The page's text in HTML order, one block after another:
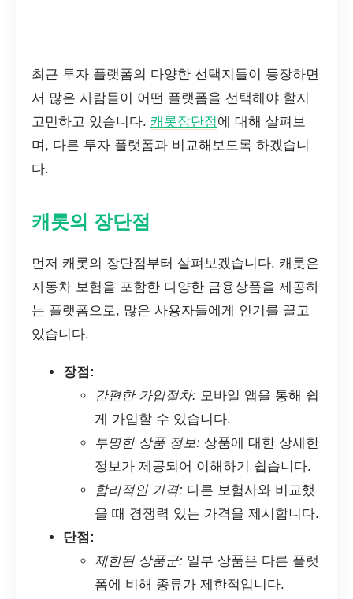
최근 투자 플랫폼의 다양한 선택지들이 등장하면
서 많은 사람들이 어떤 플랫폼을 선택해야 할지
고민하고 있습니다. 캐롯장단점에 대해 살펴보
며, 다른 투자 플랫폼과 비교해보도록 하겠습니
다.
캐롯의 장단점
먼저 캐롯의 장단점부터 살펴보겠습니다. 캐롯은
자동차 보험을 포함한 다양한 금융상품을 제공하
는 플랫폼으로, 많은 사용자들에게 인기를 끌고
있습니다.
장점:
간편한 가입절차: 모바일 앱을 통해 쉽
게 가입할 수 있습니다.
투명한 상품 정보: 상품에 대한 상세한
정보가 제공되어 이해하기 쉽습니다.
합리적인 가격: 다른 보험사와 비교했
을 때 경쟁력 있는 가격을 제시합니다.
단점:
제한된 상품군: 일부 상품은 다른 플랫
폼에 비해 종류가 제한적입니다.